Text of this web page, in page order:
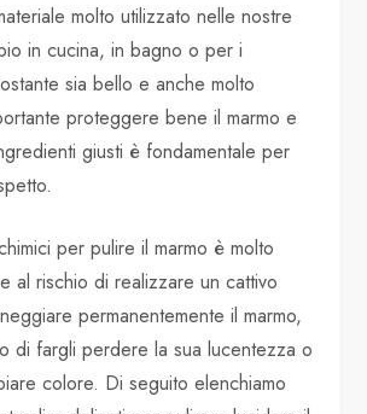
molto utilizzato nelle nostre
in cucina, in bagno o per i
sia bello e anche molto
proteggere bene il marmo e
giusti è fondamentale per
per pulire il marmo è molto
al rischio di realizzare un cattivo
permanentemente il marmo,
di fargli perdere la sua lucentezza o
colore. Di seguito elenchiamo